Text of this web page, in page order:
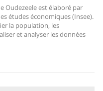
Oudezeele est élaboré par
études économiques (Insee).
la population, les
et analyser les données